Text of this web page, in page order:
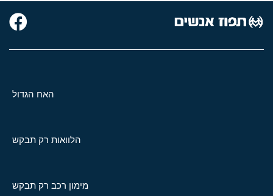
האח הגדול
הלוואות רק תבקש
מימון רכב רק תבקש